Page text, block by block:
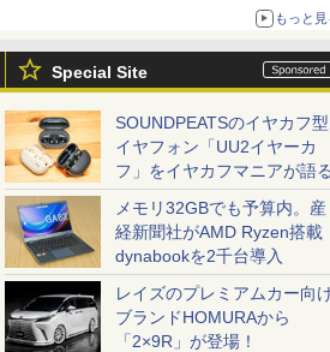
もっと見
Special Site
SOUNDPEATSのイヤカフ型
イヤフォン「UU2イヤーカ
フ」をイヤカフマニアが語る
メモリ32GBでも予算内。産
経新聞社がAMD Ryzen搭載
dynabookを2千台導入
レイズのプレミアムカー向
ブランドHOMURAから
「2×9R」が登場！